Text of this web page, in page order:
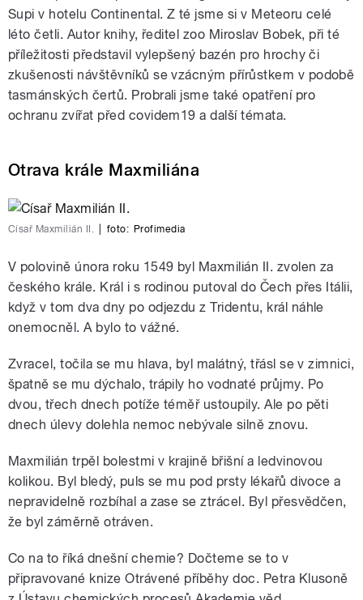
Supi v hotelu Continental. Z té jsme si v Meteoru celé
léto četli. Autor knihy, ředitel zoo Miroslav Bobek, při té
příležitosti představil vylepšený bazén pro hrochy či
zkušenosti návštěvníků se vzácným přírůstkem v podobě
tasmánských čertů. Probrali jsme také opatření pro
ochranu zvířat před covidem19 a další témata.
Otrava krále Maxmiliána
Císař Maxmilián II. foto: Profimedia
V polovině února roku 1549 byl Maxmilián II. zvolen za
českého krále. Král i s rodinou putoval do Čech přes Itálii,
když v tom dva dny po odjezdu z Tridentu, král náhle
onemocněl. A bylo to vážné.
Zvracel, točila se mu hlava, byl malátný, třásl se v zimnici,
špatně se mu dýchalo, trápily ho vodnaté průjmy. Po
dvou, třech dnech potíže téměř ustoupily. Ale po pěti
dnech úlevy dolehla nemoc nebývale silně znovu.
Maxmilián trpěl bolestmi v krajině břišní a ledvinovou
kolikou. Byl bledý, puls se mu pod prsty lékařů divoce a
nepravidelně rozbíhal a zase se ztrácel. Byl přesvědčen,
že byl záměrně otráven.
Co na to říká dnešní chemie? Dočteme se to v
připravované knize Otrávené příběhy doc. Petra Klusoně